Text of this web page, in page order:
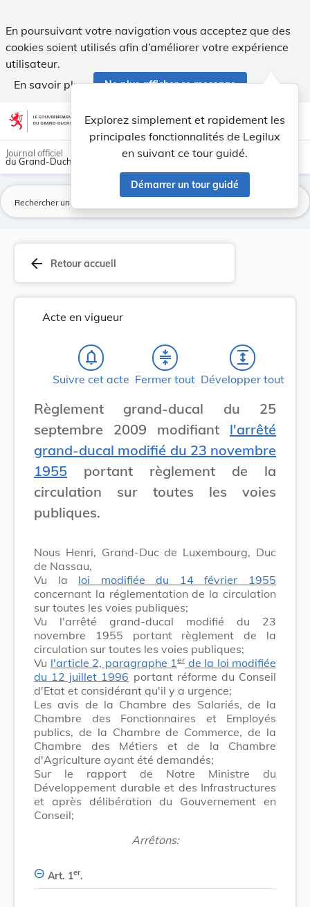
En poursuivant votre navigation vous acceptez que des
cookies soient utilisés afin d’améliorer votre expérience
utilisateur.
En savoir plus
Ne plus afficher ce message
Aller au contenu account_circle help Aide
Explorez simplement et rapidement les
principales fonctionnalités de Legilux
en suivant ce tour guidé.
Démarrer un tour guidé
light_mode dark_mode
Journal officiel
du Grand-Duché de Luxembourg
arrow_back Retour accueil
Acte en vigueur
notifications_none
Suivre cet acte
compress
Fermer tout
expand
Développer tout
Règlement grand-ducal du 25
septembre 2009 modifiant l'arrêté
grand-ducal modifié du 23 novembre
1955 portant règlement de la
circulation sur toutes les voies
publiques.
Nous Henri, Grand-Duc de Luxembourg, Duc
de Nassau,
Vu la loi modifiée du 14 février 1955
concernant la réglementation de la circulation
sur toutes les voies publiques;
Vu l'arrêté grand-ducal modifié du 23
novembre 1955 portant règlement de la
circulation sur toutes les voies publiques;
Vu l'article 2, paragraphe 1 erde la loi modifiée
du 12 juillet 1996 portant réforme du Conseil
d'Etat et considérant qu'il y a urgence;
Les avis de la Chambre des Salariés, de la
Chambre des Fonctionnaires et Employés
publics, de la Chambre de Commerce, de la
Chambre des Métiers et de la Chambre
d'Agriculture ayant été demandés;
Sur le rapport de Notre Ministre du
Développement durable et des Infrastructures
et après délibération du Gouvernement en
Conseil;
Arrêtons:
Art. 1er.